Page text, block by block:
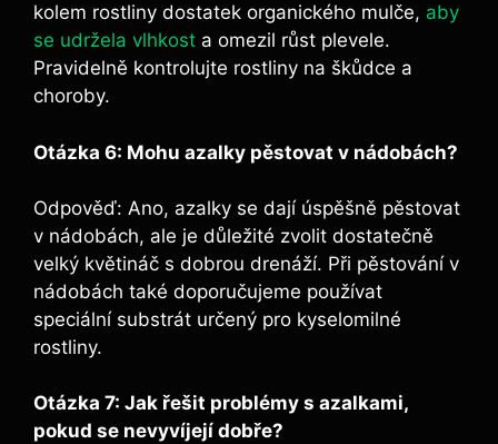
‍kolem rostliny dostatek organického mulče, ‍ aby
se udržela vlhkost a⁣ omezil růst plevele.
Pravidelně kontrolujte rostliny na škůdce a
choroby.
Otázka 6:‍ Mohu azalky pěstovat ​v‍ nádobách?
Odpověď: Ano, azalky⁢ se dají úspěšně pěstovat
v nádobách, ale je důležité zvolit dostatečně
‌velký květináč s dobrou drenáží. Při pěstování v
nádobách také ‍doporučujeme používat⁤
speciální substrát určený⁢ pro kyselomilné
rostliny.
Otázka ​7: Jak ⁢řešit problémy s azalkami,
pokud se⁣ nevyvíjejí dobře?